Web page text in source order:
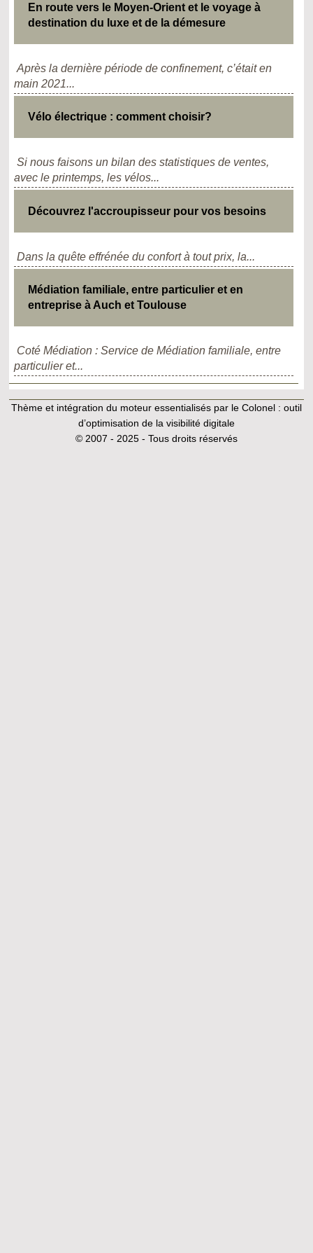
En route vers le Moyen-Orient et le voyage à
destination du luxe et de la démesure
Après la dernière période de confinement, c’était en
main 2021...
Vélo électrique : comment choisir?
Si nous faisons un bilan des statistiques de ventes,
avec le printemps, les vélos...
Découvrez l'accroupisseur pour vos besoins
Dans la quête effrénée du confort à tout prix, la...
Médiation familiale, entre particulier et en
entreprise à Auch et Toulouse
Coté Médiation : Service de Médiation familiale, entre
particulier et...
Thème et intégration du moteur essentialisés par le Colonel : outil
d’optimisation de la visibilité digitale
© 2007 - 2025 - Tous droits réservés